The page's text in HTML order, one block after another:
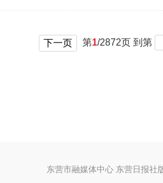
下一页 第1/2872页 到第
东营市融媒体中心 东营日报社